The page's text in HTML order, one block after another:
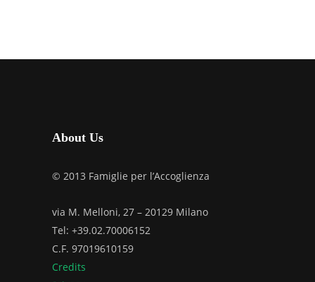
About Us
© 2013 Famiglie per l’Accoglienza
via M. Melloni, 27 – 20129 Milano
Tel: +39.02.70006152
C.F. 97019610159
Credits